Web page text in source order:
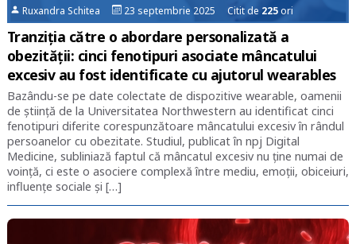
Ruxandra Schitea 23 septembrie 2025 Citit de 225ori
Tranziția către o abordare personalizată a
obezității: cinci fenotipuri asociate mâncatului
excesiv au fost identificate cu ajutorul wearables
Bazându-se pe date colectate de dispozitive wearable, oamenii
de știință de la Universitatea Northwestern au identificat cinci
fenotipuri diferite corespunzătoare mâncatului excesiv în rândul
persoanelor cu obezitate. Studiul, publicat în npj Digital
Medicine, subliniază faptul că mâncatul excesiv nu ține numai de
voință, ci este o asociere complexă între mediu, emoții, obiceiuri,
influențe sociale și […]